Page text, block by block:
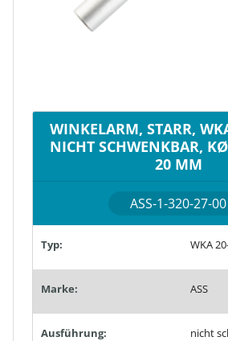
WINKELARM, STARR,
NICHT SCHWENKBAR,
20 MM
ASS-1-320-27-00
Typ: WKA
Marke: ASS
Ausführung: nicht